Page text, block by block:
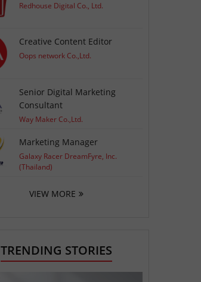
Redhouse Digital Co., Ltd.
Creative Content Editor
Oops network Co.,Ltd.
Senior Digital Marketing
Consultant
Way Maker Co.,Ltd.
Marketing Manager
Galaxy Racer DreamFyre, Inc.
(Thailand)
VIEW MORE
TRENDING STORIES